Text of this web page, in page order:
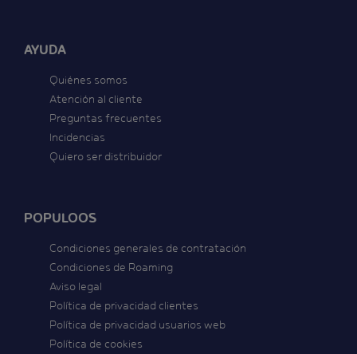
AYUDA
Quiénes somos
Atención al cliente
Preguntas frecuentes
Incidencias
Quiero ser distribuidor
POPULOOS
Condiciones generales de contratación
Condiciones de Roaming
Aviso legal
Política de privacidad clientes
Política de privacidad usuarios web
Política de cookies